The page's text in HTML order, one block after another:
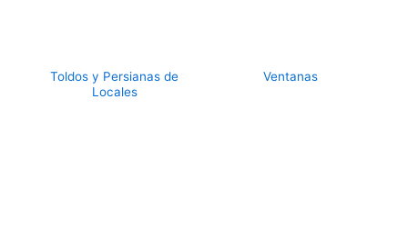
Toldos y Persianas de
Locales
Ventanas